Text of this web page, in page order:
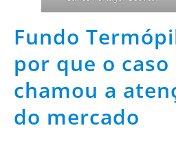
Fundo
por que o caso
chamou a
do mercado